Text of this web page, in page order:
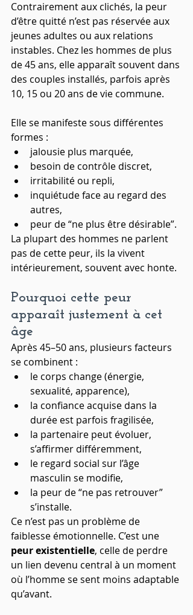
Contrairement aux clichés, la peur
d’être quitté n’est pas réservée aux
jeunes adultes ou aux relations
instables. Chez les hommes de plus
de 45 ans, elle apparaît souvent dans
des couples installés, parfois après
10, 15 ou 20 ans de vie commune.
Elle se manifeste sous différentes
formes :
jalousie plus marquée,
besoin de contrôle discret,
irritabilité ou repli,
inquiétude face au regard des
autres,
peur de “ne plus être désirable”.
La plupart des hommes ne parlent
pas de cette peur, ils la vivent
intérieurement, souvent avec honte.
Pourquoi cette peur
apparaît justement à cet
âge
Après 45–50 ans, plusieurs facteurs
se combinent :
le corps change (énergie,
sexualité, apparence),
la confiance acquise dans la
durée est parfois fragilisée,
la partenaire peut évoluer,
s’affirmer différemment,
le regard social sur l’âge
masculin se modifie,
la peur de “ne pas retrouver”
s’installe.
Ce n’est pas un problème de
faiblesse émotionnelle. C’est une
peur existentielle, celle de perdre
un lien devenu central à un moment
où l’homme se sent moins adaptable
qu’avant.